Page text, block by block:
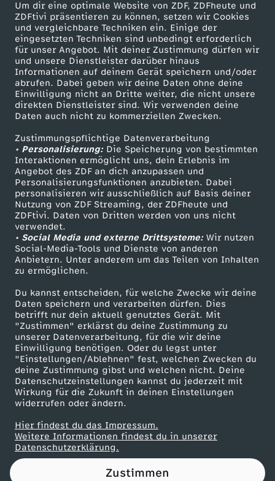
Um dir eine optimale Website von ZDF, ZDFheute und
ZDFtivi präsentieren zu können, setzen wir Cookies
und vergleichbare Techniken ein. Einige der
eingesetzten Techniken sind unbedingt erforderlich
für unser Angebot. Mit deiner Zustimmung dürfen wir
und unsere Dienstleister darüber hinaus
Informationen auf deinem Gerät speichern und/oder
abrufen. Dabei geben wir deine Daten ohne deine
Einwilligung nicht an Dritte weiter, die nicht unsere
direkten Dienstleister sind. Wir verwenden deine
Daten auch nicht zu kommerziellen Zwecken.
Zustimmungspflichtige Datenverarbeitung
• Personalisierung:Die Speicherung von bestimmten
Interaktionen ermöglicht uns, dein Erlebnis im
Angebot des ZDF an dich anzupassen und
Personalisierungsfunktionen anzubieten. Dabei
personalisieren wir ausschließlich auf Basis deiner
Nutzung von ZDF Streaming, der ZDFheute und
ZDFtivi. Daten von Dritten werden von uns nicht
verwendet.
• Social Media und externe Drittsysteme:Wir nutzen
Social-Media-Tools und Dienste von anderen
Anbietern. Unter anderem um das Teilen von Inhalten
zu ermöglichen.
Du kannst entscheiden, für welche Zwecke wir deine
Daten speichern und verarbeiten dürfen. Dies
betrifft nur dein aktuell genutztes Gerät. Mit
"Zustimmen" erklärst du deine Zustimmung zu
unserer Datenverarbeitung, für die wir deine
Einwilligung benötigen. Oder du legst unter
"Einstellungen/Ablehnen" fest, welchen Zwecken du
deine Zustimmung gibst und welchen nicht. Deine
Datenschutzeinstellungen kannst du jederzeit mit
Wirkung für die Zukunft in deinen Einstellungen
widerrufen oder ändern.
Hier findest du das Impressum.
Weitere Informationen findest du in unserer
Datenschutzerklärung.
Zustimmen
l
w
e
l
t
-
A
n
n
i
u
n
d
K
i
k
Mehr ZDF
ZDF-Apps
Smart TV
ZDFtext
Livestreams
Sendungen A-Z
TV-Programm
Service
ZDFmitreden
Kontakt zum ZDF
Tickets
Zuschauerservice
Hilfe
ZDF Unternehmen
Karriere
ZDF goes Schule
Werbefernsehen
Mainzelmännchen
Partner